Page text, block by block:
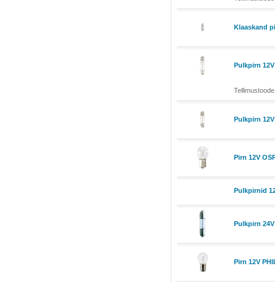
Klaaskand
Pulkpirn 12V
Pulkpirn 12V
Pirn 12V
Pulkpirnid
Pulkpirn 24V
Pirn 12V